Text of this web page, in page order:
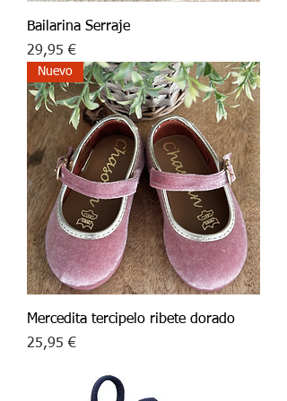
Bailarina Serraje
Precio
29,95 €
Nuevo
Mercedita tercipelo ribete dorado
Precio
25,95 €